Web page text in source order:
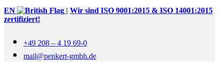
EN | Wir sind ISO 9001:2015 & ISO 14001:2015
zertifiziert!
+49 208 – 4 19 69-0
mail@penkert-gmbh.de